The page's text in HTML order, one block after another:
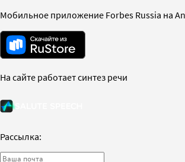
Мобильное приложение Forbes Russia на
На сайте работает синтез речи
Рассылка: